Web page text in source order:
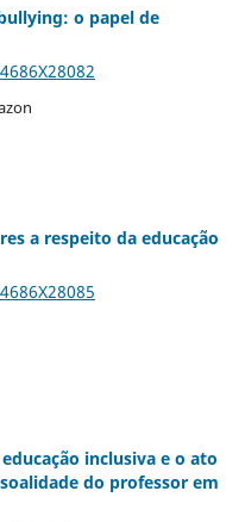
o papel de
a respeito da educação
inclusiva e o ato
do professor em